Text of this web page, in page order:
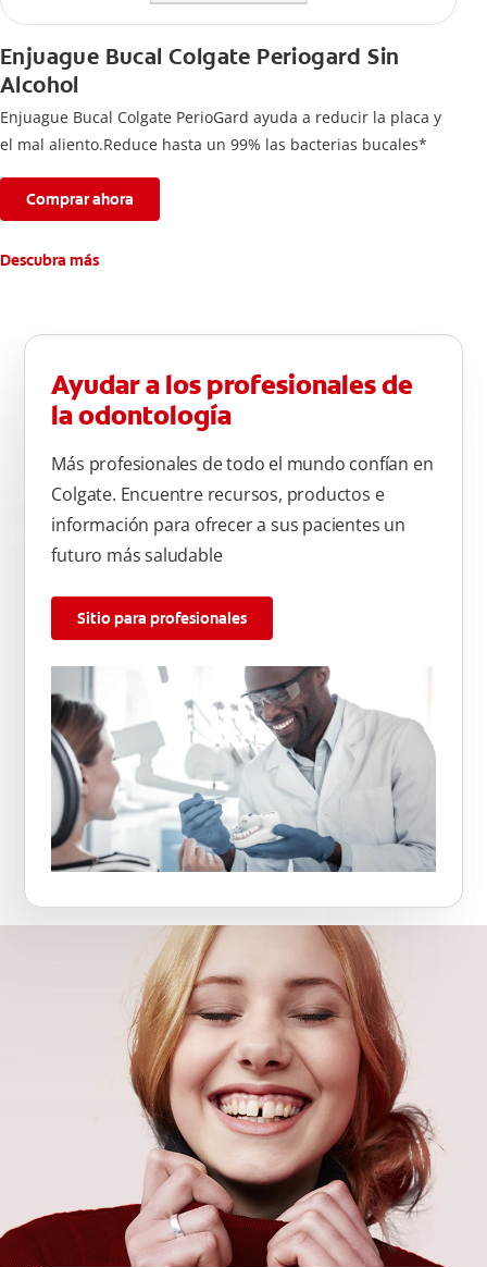
Enjuague Bucal Colgate Periogard Sin
Alcohol
Enjuague Bucal Colgate PerioGard ayuda a reducir la placa y
el mal aliento.Reduce hasta un 99% las bacterias bucales*
Comprar ahora
Descubra más
Ayudar a los profesionales de
la odontología
Más profesionales de todo el mundo confían en
Colgate. Encuentre recursos, productos e
información para ofrecer a sus pacientes un
futuro más saludable
Sitio para profesionales